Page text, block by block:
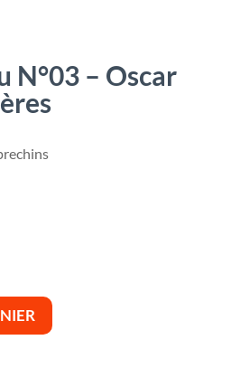
N°03 – Oscar